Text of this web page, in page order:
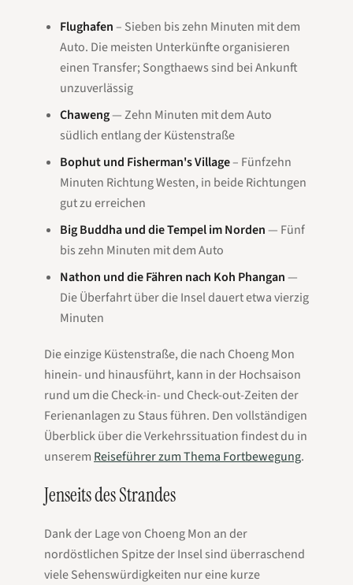
Flughafen– Sieben bis zehn Minuten mit dem
Auto. Die meisten Unterkünfte organisieren
einen Transfer; Songthaews sind bei Ankunft
unzuverlässig
Chaweng— Zehn Minuten mit dem Auto
südlich entlang der Küstenstraße
Bophut und Fisherman's Village– Fünfzehn
Minuten Richtung Westen, in beide Richtungen
gut zu erreichen
Big Buddha und die Tempel im Norden— Fünf
bis zehn Minuten mit dem Auto
Nathon und die Fähren nach Koh Phangan—
Die Überfahrt über die Insel dauert etwa vierzig
Minuten
Die einzige Küstenstraße, die nach Choeng Mon
hinein- und hinausführt, kann in der Hochsaison
rund um die Check-in- und Check-out-Zeiten der
Ferienanlagen zu Staus führen. Den vollständigen
Überblick über die Verkehrssituation findest du in
unserem Reiseführer zum Thema Fortbewegung.
Jenseits des Strandes
Dank der Lage von Choeng Mon an der
nordöstlichen Spitze der Insel sind überraschend
viele Sehenswürdigkeiten nur eine kurze